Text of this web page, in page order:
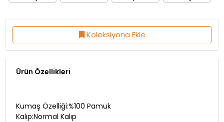
Koleksiyona Ekle
Ürün Özellikleri
Kumaş Özelliği:%100 Pamuk
Kalıp:Normal Kalıp